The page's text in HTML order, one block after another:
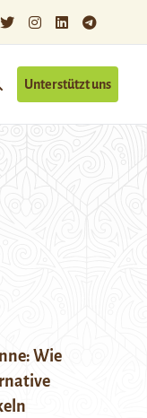
Unterstützt uns
Wie